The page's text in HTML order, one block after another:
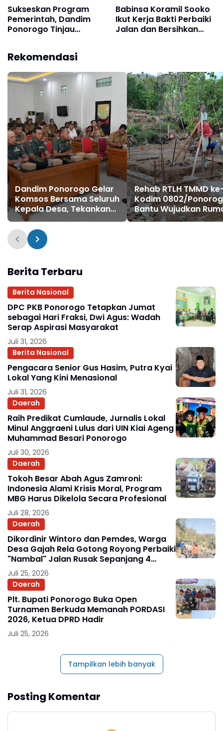
Sukseskan Program
Pemerintah, Dandim
Ponorogo Tinjau
Babinsa Koramil Sooko
Ikut Kerja Bakti Perbaiki
Jalan dan Bersihkan
Rekomendasi
Dandim Ponorogo Gelar
Komsos Bersama Seluruh
Kepala Desa, Tekankan
Suksesnya
Pembangunan KDKMP
Rehab RTLH TMMD
Kodim 0802/
Bantu Wujudkan
Layak Huni bagi
Berita Terbaru
Berita Nasional
DPC PKB Ponorogo Tetapkan Jumat
sebagai Hari Fraksi, Dwi Agus: Wadah
Serap Aspirasi Masyarakat
Juli 31, 2026
Berita Nasional
Pengacara Senior Gus Hasim, Putra Kyai
Lokal Yang Kini Menasional
Juli 31, 2026
Daerah
Raih Predikat Cumlaude, Jurnalis Lokal
Minul Anggraeni Lulus dari UIN Kiai Ageng
Muhammad Besari Ponorogo
Juli 30, 2026
Daerah
Tokoh Besar Abah Agus Zamroni:
Indonesia Alami Krisis Moral, Program
MBG Harus Dikelola Secara Profesional
Juli 28, 2026
Daerah
Dikordinir Wintoro dan Pemdes, Warga
Desa Gajah Rela Gotong Royong Perbaiki
"Nambal" Jalan Rusak Sepanjang 4
Kilometer
Juli 25, 2026
Daerah
Plt. Bupati Ponorogo Buka Open
Turnamen Berkuda Memanah PORDASI
2026, Ketua DPRD Hadir
Juli 25, 2026
Tampilkan lebih banyak
Posting Komentar